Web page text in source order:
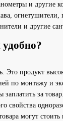
и другие
и другие
Это продукт
по монтажу и
за
свойства
могут